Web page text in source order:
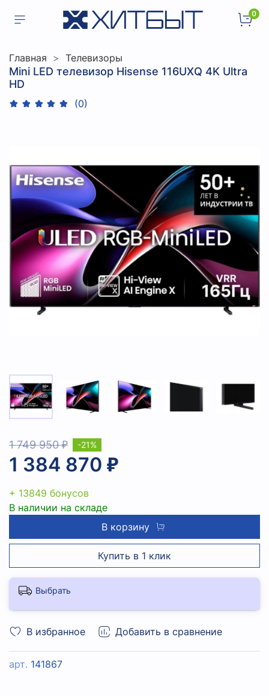
0
Главная Телевизоры
Mini LED телевизор Hisense 116UXQ 4K Ultra
HD
(0)
В избранное Добавить в сравнение
арт. 141867
1 749 950 ₽
1 384 870 ₽
-21%
+ 13849 бонусов
В наличии на складе
В корзину
Купить в 1 клик
Выбрать